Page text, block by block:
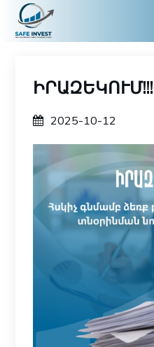
ԻՐԱԶԵԿՈՒՄ!!!
2025-10-12